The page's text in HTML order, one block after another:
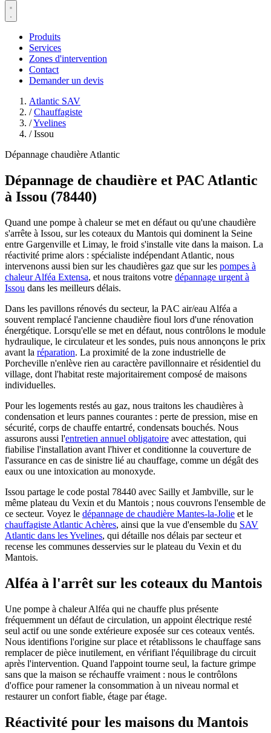
Produits
Services
Zones d'intervention
Contact
Demander un devis
Atlantic SAV
/ Chauffagiste
/Yvelines
/ Issou
Dépannage chaudière Atlantic
Dépannage de chaudière et PAC Atlantic
à Issou (78440)
Quand une pompe à chaleur se met en défaut ou qu'une chaudière
s'arrête à Issou, sur les coteaux du Mantois qui dominent la Seine
entre Gargenville et Limay, le froid s'installe vite dans la maison. La
réactivité prime alors : spécialiste indépendant Atlantic, nous
intervenons aussi bien sur les chaudières gaz que sur les pompes à
chaleur Alféa Extensa, et nous traitons votre dépannage urgent à
Issou dans les meilleurs délais.
Dans les pavillons rénovés du secteur, la PAC air/eau Alféa a
souvent remplacé l'ancienne chaudière fioul lors d'une rénovation
énergétique. Lorsqu'elle se met en défaut, nous contrôlons le module
hydraulique, le circulateur et les sondes, puis nous annonçons le prix
avant la réparation. La proximité de la zone industrielle de
Porcheville n'enlève rien au caractère pavillonnaire et résidentiel du
village, dont l'habitat reste majoritairement composé de maisons
individuelles.
Pour les logements restés au gaz, nous traitons les chaudières à
condensation et leurs pannes courantes : perte de pression, mise en
sécurité, corps de chauffe entartré, condensats bouchés. Nous
assurons aussi l'entretien annuel obligatoire avec attestation, qui
fiabilise l'installation avant l'hiver et conditionne la couverture de
l'assurance en cas de sinistre lié au chauffage, comme un dégât des
eaux ou une intoxication au monoxyde.
Issou partage le code postal 78440 avec Sailly et Jambville, sur le
même plateau du Vexin et du Mantois ; nous couvrons l'ensemble de
ce secteur. Voyez le dépannage de chaudière Mantes-la-Jolie et le
chauffagiste Atlantic Achères, ainsi que la vue d'ensemble du SAV
Atlantic dans les Yvelines, qui détaille nos délais par secteur et
recense les communes desservies sur le plateau du Vexin et du
Mantois.
Alféa à l'arrêt sur les coteaux du Mantois
Une pompe à chaleur Alféa qui ne chauffe plus présente
fréquemment un défaut de circulation, un appoint électrique resté
seul actif ou une sonde extérieure exposée sur ces coteaux ventés.
Nous identifions l'origine sur place et rétablissons le chauffage sans
remplacer de pièce inutilement, en vérifiant l'équilibrage du circuit
après l'intervention. Quand l'appoint tourne seul, la facture grimpe
sans que la maison se réchauffe vraiment : nous le contrôlons
d'office pour ramener la consommation à un niveau normal et
restaurer un confort fiable, étage par étage.
Réactivité pour les maisons du Mantois